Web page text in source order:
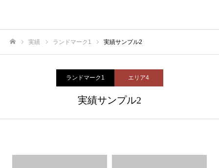
実績 ランドマーク1 実績サンプル2
ランドマーク1 エリア4
実績サンプル2